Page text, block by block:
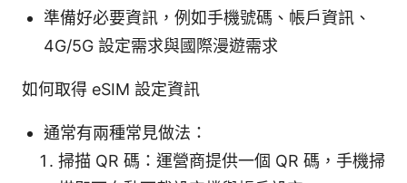
準備好必要資訊，例如手機號碼、帳戶資訊、
4G/5G 設定需求與國際漫遊需求
如何取得 eSIM 設定資訊
通常有兩種常見做法：
掃描 QR 碼：運營商提供一個 QR 碼，手機掃